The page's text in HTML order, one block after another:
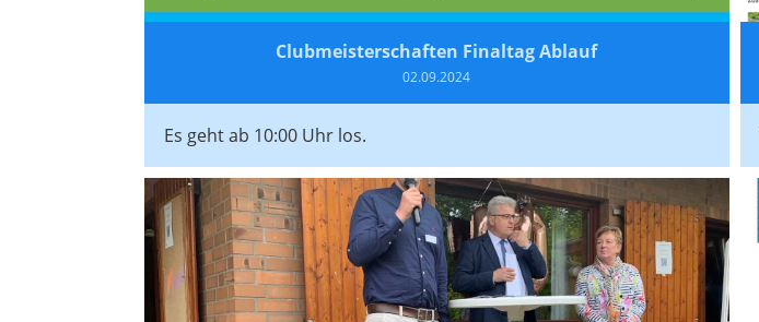
Clubmeisterschaften Finaltag Ablauf
02.09.2024
Es geht ab 10:00 Uhr los.